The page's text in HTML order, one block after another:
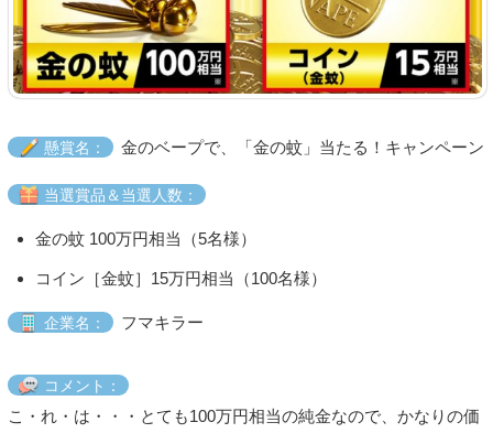
懸賞名： 金のベープで、「金の蚊」当たる！キャンペーン
当選賞品＆当選人数：
金の蚊 100万円相当（5名様）
コイン［金蚊］15万円相当（100名様）
企業名： フマキラー
コメント：
こ・れ・は・・・とても100万円相当の純金なので、かなりの価